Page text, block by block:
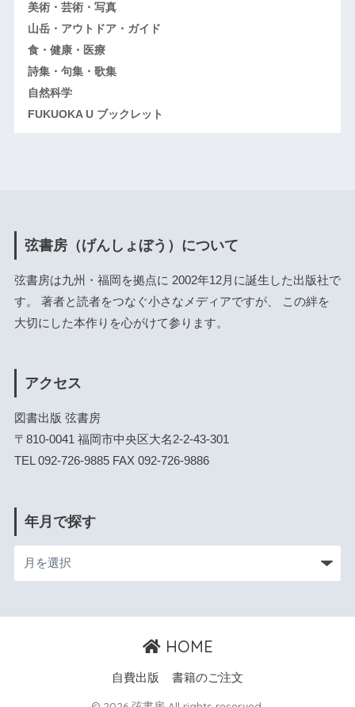
美術・芸術・写真
山岳・アウトドア・ガイド
食・健康・医療
詩集・句集・歌集
自然科学
FUKUOKA U ブックレット
弦書房（げんしょぼう）について
弦書房は九州・福岡を拠点に 2002年12月に誕生した出版社で
す。 著者と読者をつなぐ小さなメディアですが、 この絆を
大切にした本作りを心がけて参ります。
アクセス
図書出版 弦書房
〒810-0041 福岡市中央区大名2-2-43-301
TEL 092-726-9885 FAX 092-726-9886
年月で探す
HOME
自費出版 書籍のご注文